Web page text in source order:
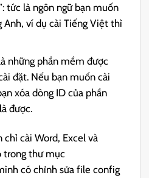
tức là ngôn ngữ bạn muốn
Anh, ví dụ cài Tiếng Việt thì
những phần mềm được
đặt. Nếu bạn muốn cài
xóa dòng ID của phần
được.
chỉ cài Word, Excel và
trong thư mục
có chỉnh sửa file config